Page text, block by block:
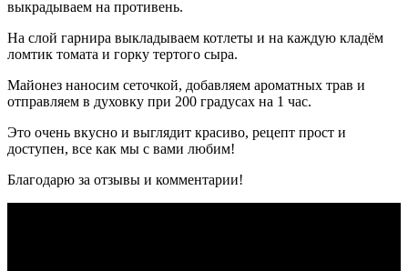
выкрадываем на противень.
На слой гарнира выкладываем котлеты и на каждую кладём
ломтик томата и горку тертого сыра.
Майонез наносим сеточкой, добавляем ароматных трав и
отправляем в духовку при 200 градусах на 1 час.
Это очень вкусно и выглядит красиво, рецепт прост и
доступен, все как мы с вами любим!
Благодарю за отзывы и комментарии!